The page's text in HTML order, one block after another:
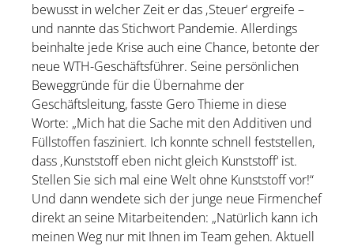
bewusst in welcher Zeit er das ‚Steuer‘ ergreife –
und nannte das Stichwort Pandemie. Allerdings
beinhalte jede Krise auch eine Chance, betonte der
neue WTH-Geschäftsführer. Seine persönlichen
Beweggründe für die Übernahme der
Geschäftsleitung, fasste Gero Thieme in diese
Worte: „Mich hat die Sache mit den Additiven und
Füllstoffen fasziniert. Ich konnte schnell feststellen,
dass ‚Kunststoff eben nicht gleich Kunststoff‘ ist.
Stellen Sie sich mal eine Welt ohne Kunststoff vor!“
Und dann wendete sich der junge neue Firmenchef
direkt an seine Mitarbeitenden: „Natürlich kann ich
meinen Weg nur mit Ihnen im Team gehen. Aktuell